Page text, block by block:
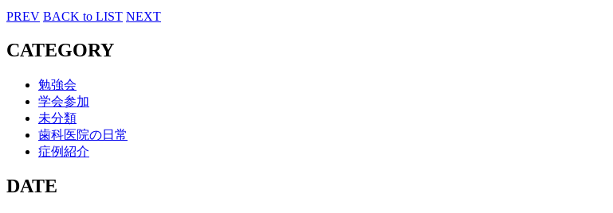
PREV BACK to LIST NEXT
CATEGORY
勉強会
学会参加
未分類
歯科医院の日常
症例紹介
DATE